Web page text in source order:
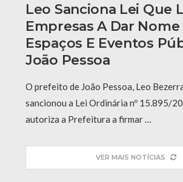
Leo Sanciona Lei Que
Empresas A Dar Nome
Espaços E Eventos
João Pessoa
O prefeito de João Pessoa, Leo
sancionou a Lei Ordinária nº 15.895/
autoriza a Prefeitura a firmar …
VER MAIS NOTÍCIAS